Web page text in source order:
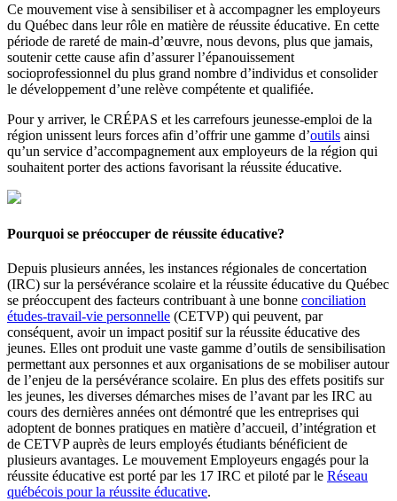
Ce mouvement vise à sensibiliser et à accompagner les employeurs
du Québec dans leur rôle en matière de réussite éducative. En cette
période de rareté de main-d’œuvre, nous devons, plus que jamais,
soutenir cette cause afin d’assurer l’épanouissement
socioprofessionnel du plus grand nombre d’individus et consolider
le développement d’une relève compétente et qualifiée.
Pour y arriver, le CRÉPAS et les carrefours jeunesse-emploi de la
région unissent leurs forces afin d’offrir une gamme d’outils ainsi
qu’un service d’accompagnement aux employeurs de la région qui
souhaitent porter des actions favorisant la réussite éducative.
Pourquoi se préoccuper de réussite éducative?
Depuis plusieurs années, les instances régionales de concertation
(IRC) sur la persévérance scolaire et la réussite éducative du Québec
se préoccupent des facteurs contribuant à une bonne conciliation
études-travail-vie personnelle (CETVP) qui peuvent, par
conséquent, avoir un impact positif sur la réussite éducative des
jeunes. Elles ont produit une vaste gamme d’outils de sensibilisation
permettant aux personnes et aux organisations de se mobiliser autour
de l’enjeu de la persévérance scolaire. En plus des effets positifs sur
les jeunes, les diverses démarches mises de l’avant par les IRC au
cours des dernières années ont démontré que les entreprises qui
adoptent de bonnes pratiques en matière d’accueil, d’intégration et
de CETVP auprès de leurs employés étudiants bénéficient de
plusieurs avantages. Le mouvement Employeurs engagés pour la
réussite éducative est porté par les 17 IRC et piloté par le Réseau
québécois pour la réussite éducative.